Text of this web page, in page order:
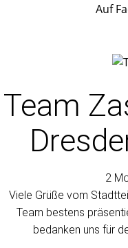
Auf
Team
2
Viele Grüße vom
Team bestens
bedanken uns für